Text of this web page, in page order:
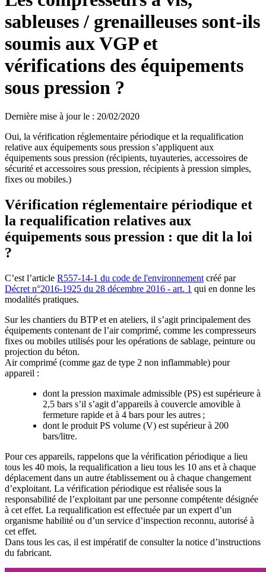
sableuses / grenailleuses sont-ils
soumis aux VGP et
vérifications des équipements
sous pression ?
Dernière mise à jour le : 20/02/2020
Oui, la vérification réglementaire périodique et la requalification
relative aux équipements sous pression s’appliquent aux
équipements sous pression (récipients, tuyauteries, accessoires de
sécurité et accessoires sous pression, récipients à pression simples,
fixes ou mobiles.)
Vérification réglementaire périodique et
la requalification relatives aux
équipements sous pression : que dit la loi
?
C’est l’article R557-14-1 du code de l'environnement créé par
Décret n°2016-1925 du 28 décembre 2016 - art. 1 qui en donne les
modalités pratiques.
Sur les chantiers du BTP et en ateliers, il s’agit principalement des
équipements contenant de l’air comprimé, comme les compresseurs
fixes ou mobiles utilisés pour les opérations de sablage, peinture ou
projection du béton.
Air comprimé (comme gaz de type 2 non inflammable) pour
appareil :
dont la pression maximale admissible (PS) est supérieure à
2,5 bars s’il s’agit d’appareils à couvercle amovible à
fermeture rapide et à 4 bars pour les autres ;
dont le produit PS volume (V) est supérieur à 200
bars/litre.
Pour ces appareils, rappelons que la vérification périodique a lieu
tous les 40 mois, la requalification a lieu tous les 10 ans et à chaque
déplacement dans un autre établissement ou à chaque changement
d’exploitant. La vérification périodique est réalisée sous la
responsabilité de l’exploitant par une personne compétente désignée
à cet effet. La requalification est effectuée par un expert d’un
organisme habilité ou d’un service d’inspection reconnu, autorisé à
cet effet.
Dans tous les cas, il est impératif de consulter la notice d’instructions
du fabricant.